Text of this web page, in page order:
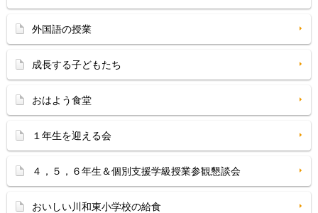
外国語の授業
成長する子どもたち
おはよう食堂
１年生を迎える会
４，５，６年生＆個別支援学級授業参観懇談会
おいしい川和東小学校の給食